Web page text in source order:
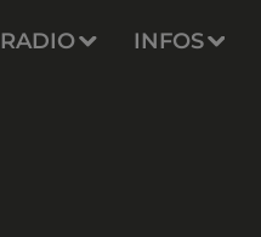
RADIO INFOS